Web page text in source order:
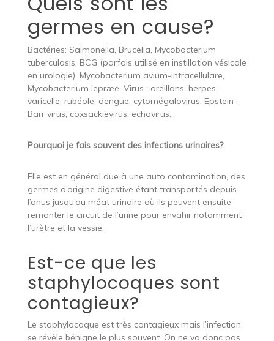
germes en cause?
Bactéries: Salmonella, Brucella, Mycobacterium
tuberculosis, BCG (parfois utilisé en instillation vésicale
en urologie), Mycobacterium avium-intracellulare,
Mycobacterium lepræe. Virus : oreillons, herpes,
varicelle, rubéole, dengue, cytomégalovirus, Epstein-
Barr virus, coxsackievirus, echovirus…
Pourquoi je fais souvent des infections urinaires?
Elle est en général due à une auto contamination, des
germes d’origine digestive étant transportés depuis
l’anus jusqu’au méat urinaire où ils peuvent ensuite
remonter le circuit de l’urine pour envahir notamment
l’urètre et la vessie.
Est-ce que les
staphylocoques sont
contagieux?
Le staphylocoque est très contagieux mais l’infection
se révèle bénigne le plus souvent. On ne va donc pas